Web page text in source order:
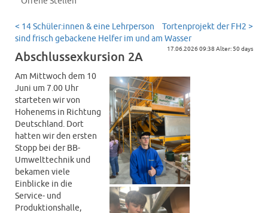
Tortenprojekt der FH2 >
< 14 Schüler:innen & eine Lehrperson
sind frisch gebackene Helfer im und am Wasser
17.06.2026 09:38 Alter: 50 days
Abschlussexkursion 2A
Am Mittwoch dem 10
Juni um 7.00 Uhr
starteten wir von
Hohenems in Richtung
Deutschland. Dort
hatten wir den ersten
Stopp bei der BB-
Umwelttechnik und
bekamen viele
Einblicke in die
Service- und
Produktionshalle,